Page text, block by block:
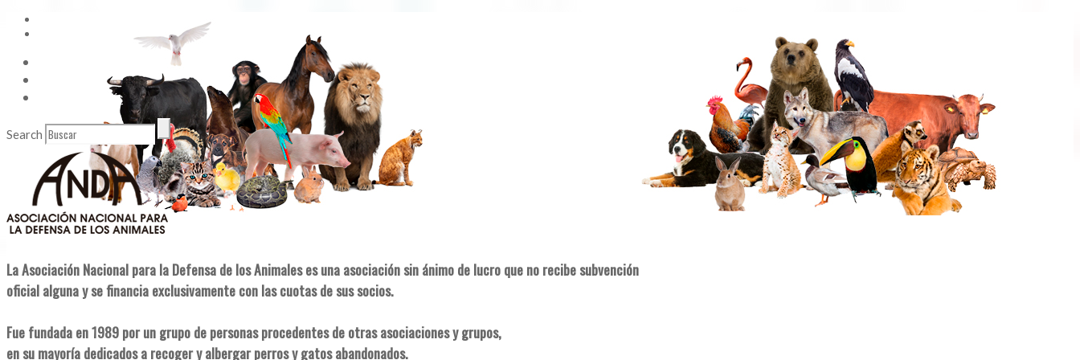
Enlaces de Interés
Search
La Asociación Nacional para la Defensa de los Animales es una asociación sin ánimo de lucro que no recibe subvención
oficial alguna y se financia exclusivamente con las cuotas de sus socios.
Fue fundada en 1989 por un grupo de personas procedentes de otras asociaciones y grupos,
en su mayoría dedicados a recoger y albergar perros y gatos abandonados.